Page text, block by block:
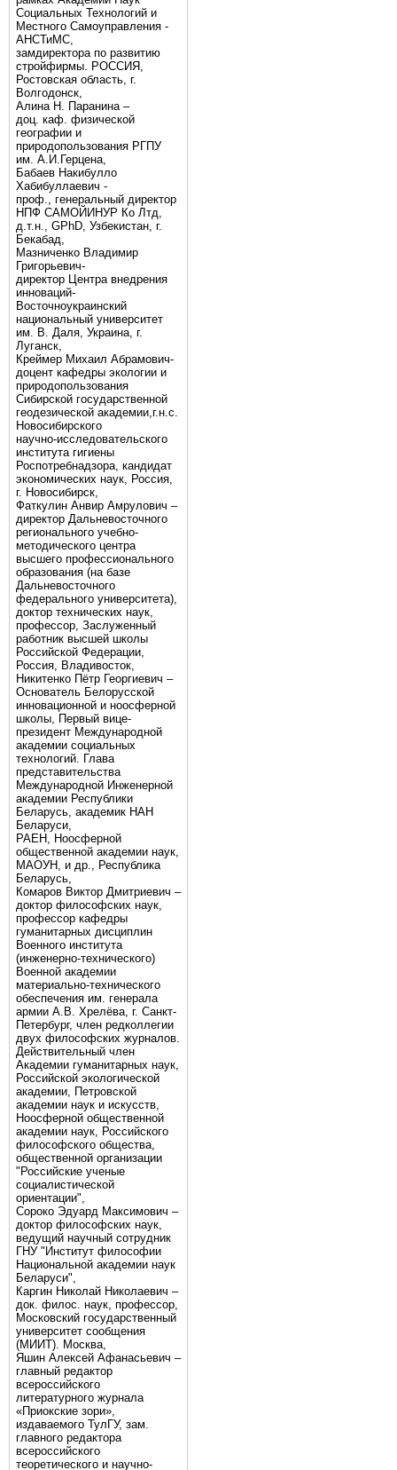
Социальных Технологий и
Местного Самоуправления -
АНСТиМС,
замдиректора по развитию
стройфирмы. РОССИЯ,
Ростовская область, г.
Волгодонск,
Алина Н. Паранина –
доц. каф. физической
географии и
природопользования РГПУ
им. А.И.Герцена,
Бабаев Накибулло
Хабибуллаевич -
проф., генеральный директор
НПФ САМОЙИНУР Ко Лтд,
д.т.н., GPhD, Узбекистан, г.
Бекабад,
Мазниченко Владимир
Григорьевич-
директор Центра внедрения
инноваций-
Восточноукраинский
национальный университет
им. В. Даля, Украина, г.
Луганск,
Креймер Михаил Абрамович-
доцент кафедры экологии и
природопользования
Сибирской государственной
геодезической академии,г.н.с.
Новосибирского
научно-исследовательского
института гигиены
Роспотребнадзора, кандидат
экономических наук, Россия,
г. Новосибирск,
Фаткулин Анвир Амрулович –
директор Дальневосточного
регионального учебно-
методического центра
высшего профессионального
образования (на базе
Дальневосточного
федерального университета),
доктор технических наук,
профессор, Заслуженный
работник высшей школы
Российской Федерации,
Россия, Владивосток,
Никитенко Пётр Георгиевич –
Основатель Белорусской
инновационной и ноосферной
школы, Первый вице-
президент Международной
академии социальных
технологий. Глава
представительства
Международной Инженерной
академии Республики
Беларусь, академик НАН
Беларуси,
РАЕН, Ноосферной
общественной академии наук,
МАОУН, и др., Республика
Беларусь,
Комаров Виктор Дмитриевич –
доктор философских наук,
профессор кафедры
гуманитарных дисциплин
Военного института
(инженерно-технического)
Военной академии
материально-технического
обеспечения им. генерала
армии А.В. Хрелёва, г. Санкт-
Петербург, член редколлегии
двух философских журналов.
Действительный член
Академии гуманитарных наук,
Российской экологической
академии, Петровской
академии наук и искусств,
Ноосферной общественной
академии наук, Российского
философского общества,
общественной организации
"Российские ученые
социалистической
ориентации",
Сороко Эдуард Максимович –
доктор философских наук,
ведущий научный сотрудник
ГНУ "Институт философии
Национальной академии наук
Беларуси",
Каргин Николай Николаевич –
док. филос. наук, профессор,
Московский государственный
университет сообщения
(МИИТ). Москва,
Яшин Алексей Афанасьевич –
главный редактор
всероссийского
литературного журнала
«Приокские зори»,
издаваемого ТулГУ, зам.
главного редактора
всероссийского
теоретического и научно-